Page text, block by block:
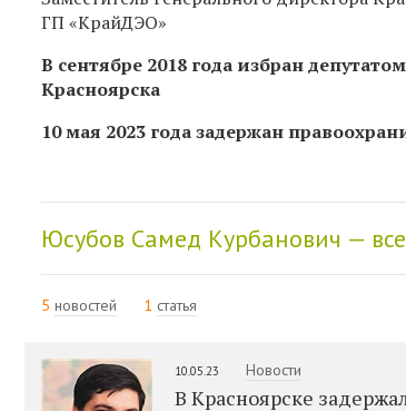
ГП «КрайДЭО»
В сентябре 2018 года избран
Красноярска
10 мая 2023 года задержан
Юсубов Самед Курбанович —
5 новостей 1 статья
10.05.23 Новости
В Красноярске